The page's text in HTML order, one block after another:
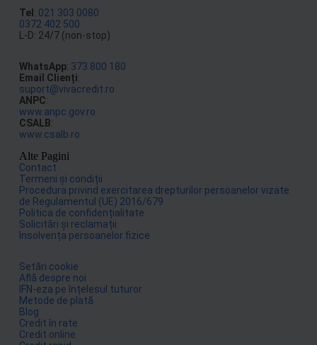
Tel: 021 303 0080
0372 402 500
L-D: 24/7 (non-stop)
WhatsApp: 373 800 180
Email Clienți:
suport@vivacredit.ro
ANPC:
www.anpc.gov.ro
CSALB:
www.csalb.ro
Alte Pagini
Contact
Termeni și condiții
Procedura privind exercitarea drepturilor persoanelor vizate
de Regulamentul (UE) 2016/679
Politica de confidențialitate
Solicitări și reclamații
Insolvența persoanelor fizice
Setări cookie
Află despre noi
IFN-eza pe înțelesul tuturor
Metode de plată
Blog
Credit în rate
Credit online